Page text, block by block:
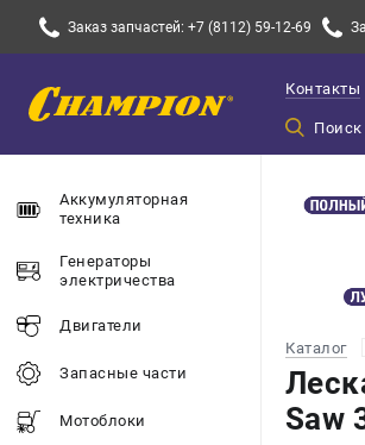
Заказ запчастей: +7 (8112) 59-12-69
Контакты
Аккумуляторная
техника
Генераторы
электричества
Двигатели
Запасные части
Мотоблоки
Каталог
Saw